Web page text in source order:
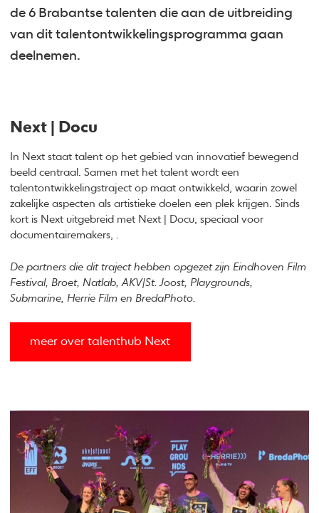
de 6 Brabantse talenten die aan de uitbreiding
van dit talentontwikkelingsprogramma gaan
deelnemen.
Next | Docu
In Next staat talent op het gebied van innovatief bewegend
beeld centraal. Samen met het talent wordt een
talentontwikkelingstraject op maat ontwikkeld, waarin zowel
zakelijke aspecten als artistieke doelen een plek krijgen. Sinds
kort is Next uitgebreid met Next | Docu, speciaal voor
documentairemakers, .
De partners die dit traject hebben opgezet zijn Eindhoven Film
Festival, Broet, Natlab, AKV|St. Joost, Playgrounds,
Submarine, Herrie Film en BredaPhoto.
meer over talenthub Next